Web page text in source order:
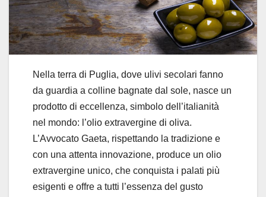
Nella terra di Puglia, dove ulivi secolari fanno
da guardia a colline bagnate dal sole, nasce un
prodotto di eccellenza, simbolo dell’italianità
nel mondo: l’olio extravergine di oliva.
L’Avvocato Gaeta, rispettando la tradizione e
con una attenta innovazione, produce un olio
extravergine unico, che conquista i palati più
esigenti e offre a tutti l’essenza del gusto